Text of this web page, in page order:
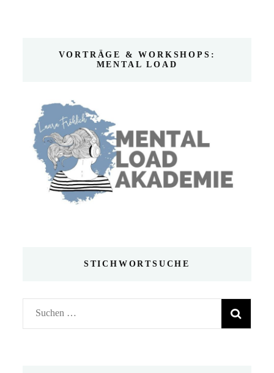
VORTRÄGE & WORKSHOPS:
MENTAL LOAD
STICHWORTSUCHE
Suchen
nach: